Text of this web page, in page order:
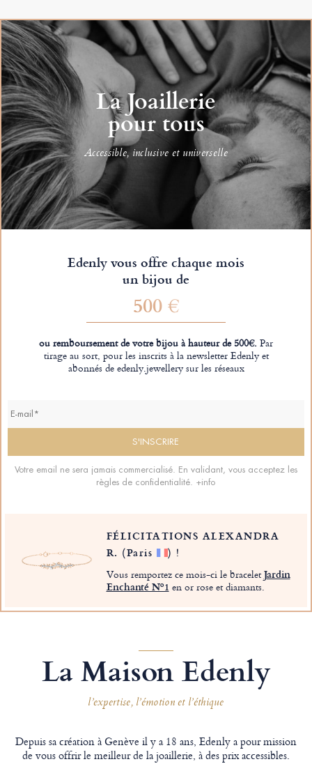
La Joaillerie
pour tous
Accessible, inclusive et universelle
Edenly vous offre chaque mois
un bijou de
500 €
ou remboursement de votre bijou à hauteur de 500€.Par
tirage au sort, pour les inscrits à la newsletter Edenly et
abonnés de edenly.jewellery sur les réseaux
Votre email ne sera jamais commercialisé. En validant, vous acceptez les
règles de confidentialité. +info
FÉLICITATIONS ALEXANDRA
R. (Paris ) !
Vous remportez ce mois-ci le braceletJardin
Enchanté Nº1 en or rose et diamants.
La Maison Edenly
l’expertise, l’émotion et l’éthique
Depuis sa création à Genève il y a 18 ans, Edenly a pour mission
de vous offrir le meilleur de la joaillerie, à des prix accessibles.